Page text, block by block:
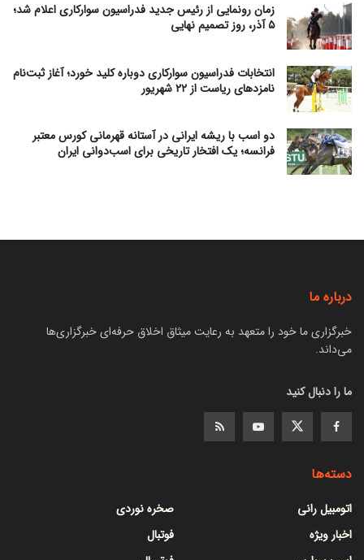
زمان رونمایی از رئیس جدید فدراسیون سوارکاری اعلام شد؛
۵ آذر، روز تصمیم نهایی
انتخابات فدراسیون سوارکاری دوباره کلید خورد؛ آغاز ثبت‌نام
نامزدهای ریاست از ۲۲ شهریور
دو اسب با ریشه ایرانی در آستانه قهرمانی کورس معتبر
فرانسه؛ یک افتخار تاریخی برای اسب‌دوانی ایران
درباره ما
خبرگزاری ما خود را متعهد به رعایت میثاق اخلاق حرفه‌ای خبرگزاری‌ها
می‌داند.
ما را دنبال کنید
دسته‌ها
اتومبیل رانی
اخبار ویژه
صخره نوردی
فوتبال